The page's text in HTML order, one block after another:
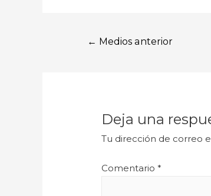
← Medios anterior
Deja una
Tu dirección de correo
Comentario*